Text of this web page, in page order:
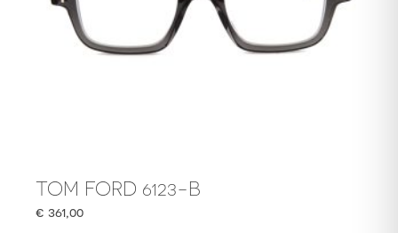
TOM FORD 6123-B
€ 361,00